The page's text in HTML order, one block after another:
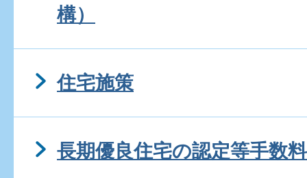
構）
住宅施策
長期優良住宅の認定等手数料